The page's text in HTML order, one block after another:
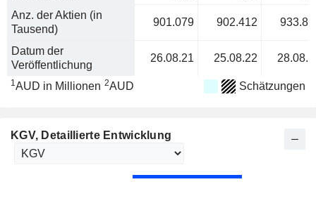
Anz. der Aktien (in
Tausend)
901.079 902.412
Datum der
Veröffentlichung
26.08.21 25.08.22
1AUD in Millionen 2AUD Schätzungen
KGV, Detaillierte Entwicklung